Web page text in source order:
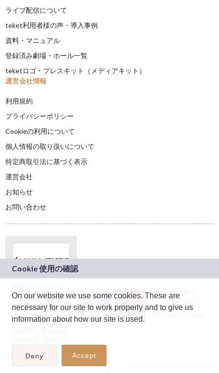
ライブ配信について
teket利用者様の声・導入事例
資料・マニュアル
登録済み劇場・ホール一覧
teketロゴ・プレスキット（メディアキット）
運営会社情報
利用規約
プライバシーポリシー
Cookieの利用について
個人情報の取り扱いについて
特定商取引法に基づく表示
運営会社
お知らせ
お問い合わせ
ドコモグループの新
規事業創出プログラ
ム「docomo
STARTUP」を通じて
JASRAC許諾番号：
9024936001Y45037
JASRAC許諾番号：
On our website we use some cookies. These are
necessary for our site to work properly and to give us
information about how our site is used.
Deny Accept